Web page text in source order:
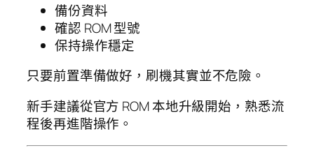
備份資料
確認 ROM 型號
保持操作穩定
只要前置準備做好，刷機其實並不危險。
新手建議從官方 ROM 本地升級開始，熟悉流
程後再進階操作。